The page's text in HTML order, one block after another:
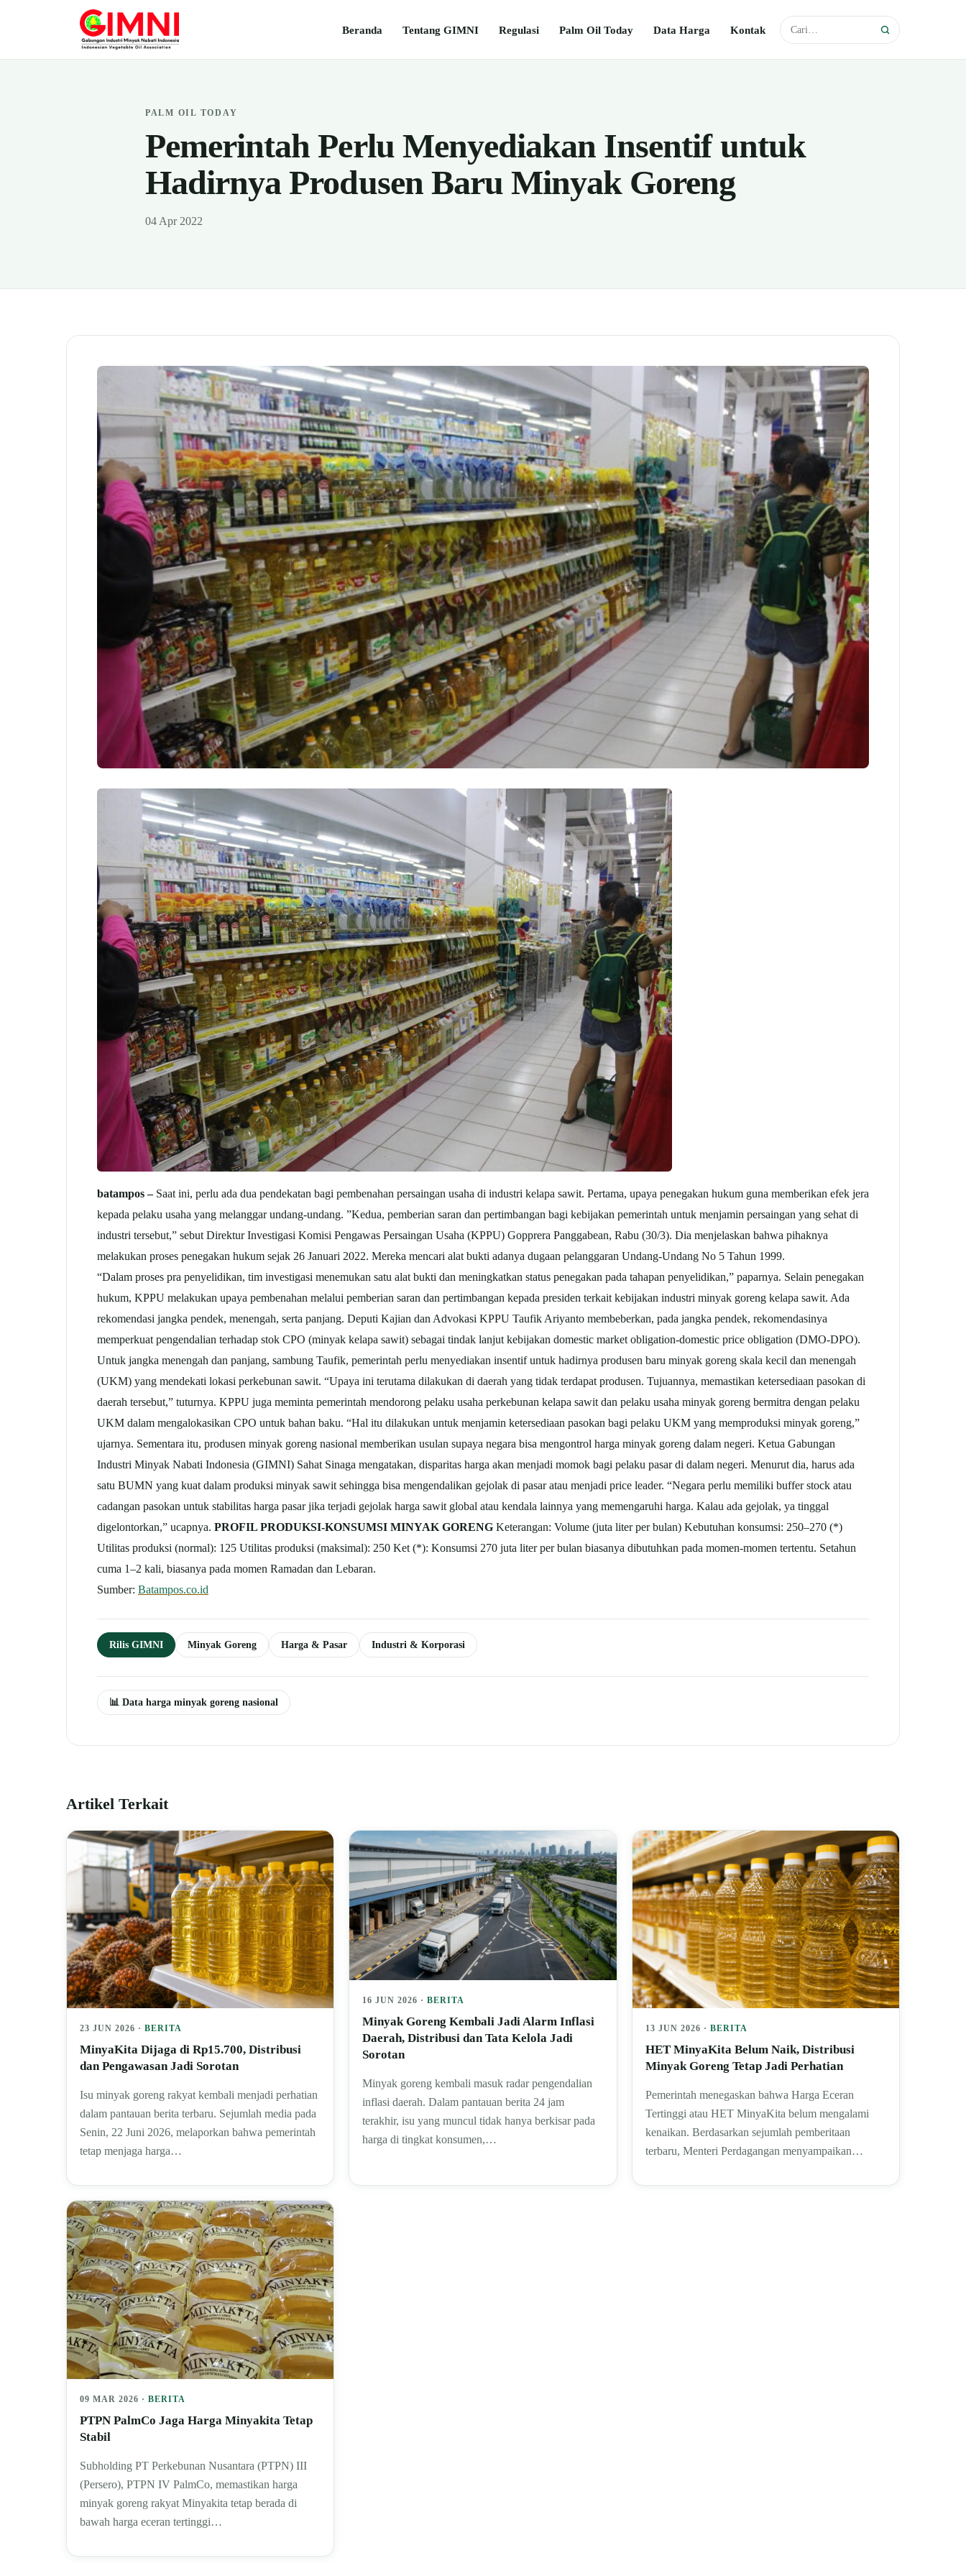
Beranda Tentang GIMNI Regulasi Palm Oil Today Data Harga Kontak
PALM OIL TODAY
Pemerintah Perlu Menyediakan Insentif untuk
Hadirnya Produsen Baru Minyak Goreng
04 Apr 2022
batampos –Saat ini, perlu ada dua pendekatan bagi pembenahan persaingan usaha di industri kelapa sawit. Pertama, upaya penegakan hukum guna memberikan efek jera
kepada pelaku usaha yang melanggar undang-undang. ”Kedua, pemberian saran dan pertimbangan bagi kebijakan pemerintah untuk menjamin persaingan yang sehat di
industri tersebut,” sebut Direktur Investigasi Komisi Pengawas Persaingan Usaha (KPPU) Gopprera Panggabean, Rabu (30/3). Dia menjelaskan bahwa pihaknya
melakukan proses penegakan hukum sejak 26 Januari 2022. Mereka mencari alat bukti adanya dugaan pelanggaran Undang-Undang No 5 Tahun 1999.
“Dalam proses pra penyelidikan, tim investigasi menemukan satu alat bukti dan meningkatkan status penegakan pada tahapan penyelidikan,” paparnya. Selain penegakan
hukum, KPPU melakukan upaya pembenahan melalui pemberian saran dan pertimbangan kepada presiden terkait kebijakan industri minyak goreng kelapa sawit. Ada
rekomendasi jangka pendek, menengah, serta panjang. Deputi Kajian dan Advokasi KPPU Taufik Ariyanto membeberkan, pada jangka pendek, rekomendasinya
memperkuat pengendalian terhadap stok CPO (minyak kelapa sawit) sebagai tindak lanjut kebijakan domestic market obligation-domestic price obligation (DMO-DPO).
Untuk jangka menengah dan panjang, sambung Taufik, pemerintah perlu menyediakan insentif untuk hadirnya produsen baru minyak goreng skala kecil dan menengah
(UKM) yang mendekati lokasi perkebunan sawit. “Upaya ini terutama dilakukan di daerah yang tidak terdapat produsen. Tujuannya, memastikan ketersediaan pasokan di
daerah tersebut,” tuturnya. KPPU juga meminta pemerintah mendorong pelaku usaha perkebunan kelapa sawit dan pelaku usaha minyak goreng bermitra dengan pelaku
UKM dalam mengalokasikan CPO untuk bahan baku. “Hal itu dilakukan untuk menjamin ketersediaan pasokan bagi pelaku UKM yang memproduksi minyak goreng,”
ujarnya. Sementara itu, produsen minyak goreng nasional memberikan usulan supaya negara bisa mengontrol harga minyak goreng dalam negeri. Ketua Gabungan
Industri Minyak Nabati Indonesia (GIMNI) Sahat Sinaga mengatakan, disparitas harga akan menjadi momok bagi pelaku pasar di dalam negeri. Menurut dia, harus ada
satu BUMN yang kuat dalam produksi minyak sawit sehingga bisa mengendalikan gejolak di pasar atau menjadi price leader. “Negara perlu memiliki buffer stock atau
cadangan pasokan untuk stabilitas harga pasar jika terjadi gejolak harga sawit global atau kendala lainnya yang memengaruhi harga. Kalau ada gejolak, ya tinggal
digelontorkan,” ucapnya. PROFIL PRODUKSI-KONSUMSI MINYAK GORENG Keterangan: Volume (juta liter per bulan) Kebutuhan konsumsi: 250–270 (*)
Utilitas produksi (normal): 125 Utilitas produksi (maksimal): 250 Ket (*): Konsumsi 270 juta liter per bulan biasanya dibutuhkan pada momen-momen tertentu. Setahun
cuma 1–2 kali, biasanya pada momen Ramadan dan Lebaran.
Sumber: Batampos.co.id
Rilis GIMNI Minyak Goreng Harga & Pasar Industri & Korporasi
📊 Data harga minyak goreng nasional
Artikel Terkait
23 JUN 2026 · BERITA
MinyaKita Dijaga di Rp15.700, Distribusi
dan Pengawasan Jadi Sorotan
Isu minyak goreng rakyat kembali menjadi perhatian
dalam pantauan berita terbaru. Sejumlah media pada
Senin, 22 Juni 2026, melaporkan bahwa pemerintah
tetap menjaga harga…
16 JUN 2026 ·BERITA
Minyak Goreng Kembali Jadi Alarm Inflasi
Daerah, Distribusi dan Tata Kelola Jadi
Sorotan
Minyak goreng kembali masuk radar pengendalian
inflasi daerah. Dalam pantauan berita 24 jam
terakhir, isu yang muncul tidak hanya berkisar pada
harga di tingkat konsumen,…
13 JUN 2026 · BERITA
HET MinyaKita Belum Naik, Distribusi
Minyak Goreng Tetap Jadi Perhatian
Pemerintah menegaskan bahwa Harga Eceran
Tertinggi atau HET MinyaKita belum mengalami
kenaikan. Berdasarkan sejumlah pemberitaan
terbaru, Menteri Perdagangan menyampaikan…
09 MAR 2026 · BERITA
PTPN PalmCo Jaga Harga Minyakita Tetap
Stabil
Subholding PT Perkebunan Nusantara (PTPN) III
(Persero), PTPN IV PalmCo, memastikan harga
minyak goreng rakyat Minyakita tetap berada di
bawah harga eceran tertinggi…